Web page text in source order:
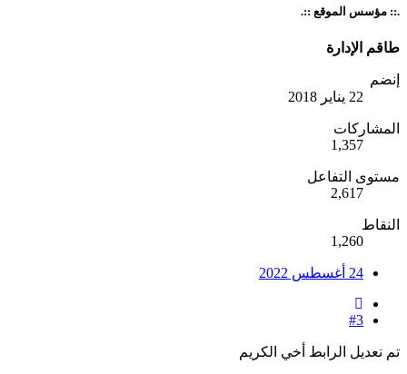
الموقع ::.
الإدارة
1,357
التفاعل
2,617
1,260
24 أغسطس 2022
#3
الرابط أخي الكريم